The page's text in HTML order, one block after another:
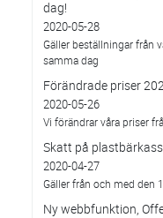
dag!
2020-05-28
Gäller beställningar från
samma dag
Förändrade priser
2020-05-26
Vi förändrar våra priser
Skatt på
2020-04-27
Gäller från och med den
Ny webbfunktion,